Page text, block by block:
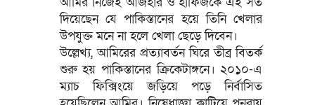
দিয়েছেন যে পাকিস্তানের হয়ে তিনি খেলার
উপযুক্ত মনে না হলে খেলা ছেড়ে দিবেন।
উল্লেখ্য, আমিরের প্রত্যাবর্তন ঘিরে তীব্র বিতর্ক
শুরু হয় পাকিস্তানের ক্রিকেটাঙ্গনে। ২০১০-এ
ম্যাচ ফিক্সিংয়ে জড়িয়ে পড়ে নির্বাসিত